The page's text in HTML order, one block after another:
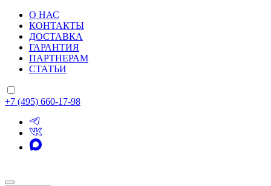
О НАС
КОНТАКТЫ
ДОСТАВКА
ГАРАНТИЯ
ПАРТНЕРАМ
СТАТЬИ
+7 (495) 660-17-98